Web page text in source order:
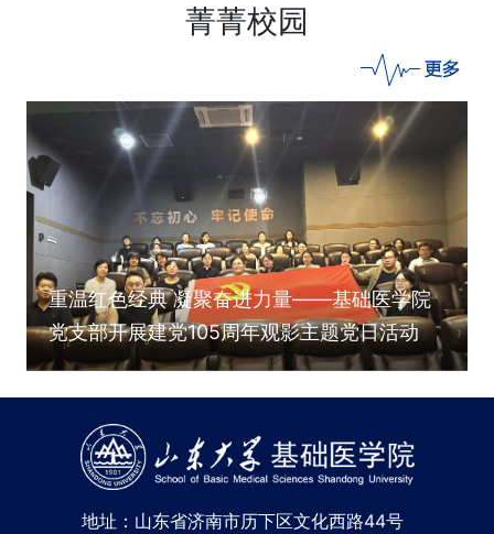
菁菁校园
重温红色经典 凝聚奋进力量——基础医学院
党支部开展建党105周年观影主题党日活动
地址：山东省济南市历下区文化西路44号